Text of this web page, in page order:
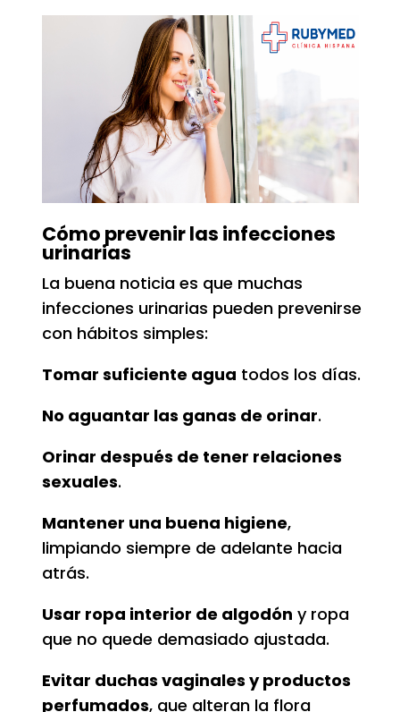
Cómo prevenir las infecciones
urinarias
La buena noticia es que muchas
infecciones urinarias pueden prevenirse
con hábitos simples:
Tomar suficiente agua todos los días.
No aguantar las ganas de orinar.
Orinar después de tener relaciones
sexuales.
Mantener una buena higiene,
limpiando siempre de adelante hacia
atrás.
Usar ropa interior de algodón y ropa
que no quede demasiado ajustada.
Evitar duchas vaginales y productos
perfumados, que alteran la flora